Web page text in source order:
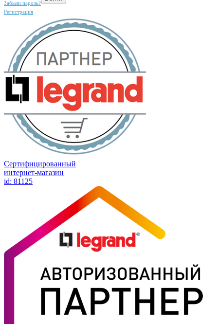
Забыли пароль?
Регистрация
Сертифицированный
интернет-магазин
id: 81125